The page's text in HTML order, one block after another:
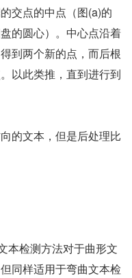
交点的中点（图(a)的
的圆心）。中心点沿着
到两个新的点，而后根
以此类推，直到进行到
的文本，但是后处理比
本检测方法对于曲形文
同样适用于弯曲文本检